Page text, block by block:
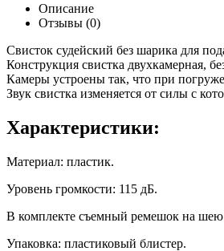
Описание
Отзывы (0)
Свисток судейский без шарика для
Конструкция свистка двухкамерная,
Камеры устроены так, что при
Звук свистка изменяется от силы с
Характеристики:
Материал: пластик.
Уровень громкости: 115 дБ.
В комплекте съемный ремешок на шею
Упаковка: пластиковый блистер.